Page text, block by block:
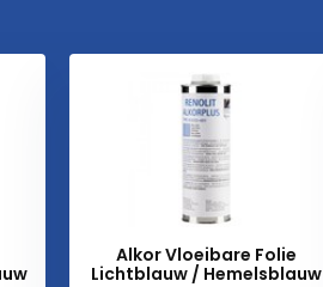
Alkor Vloeibare Folie
Lichtblauw / Hemelsblauw